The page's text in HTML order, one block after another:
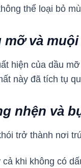
thể loại bỏ
mỡ và
hiện của dầu
này đã tích tụ
nhện và
trở thành nơi
cả khi không có